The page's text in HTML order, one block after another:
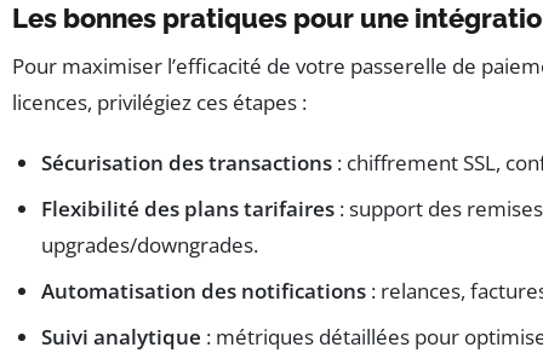
Les bonnes pratiques pour une
Pour maximiser l’efficacité de votre passerelle de
licences, privilégiez ces étapes :
Sécurisation des transactions : chiffrement SSL,
Flexibilité des plans tarifaires : support des
upgrades/downgrades.
Automatisation des notifications : relances,
Suivi analytique : métriques détaillées pour